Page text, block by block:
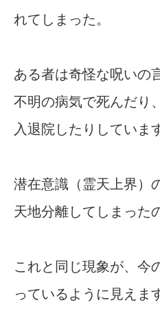
れてしまった。
ある者は奇怪な呪いの
不明の病気で死んだり
入退院したりしていま
潜在意識（霊天上界）
天地分離してしまった
これと同じ現象が、今
っているように見えま